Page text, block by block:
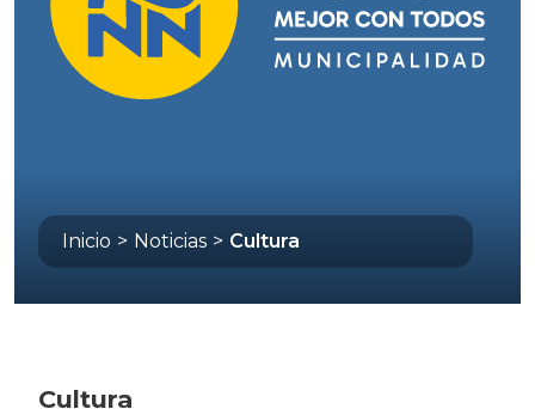
Inicio > Noticias > Cultura
Cultura